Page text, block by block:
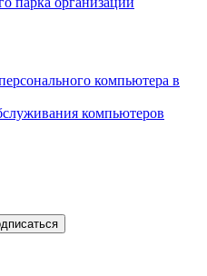
компьютера в
компьютеров